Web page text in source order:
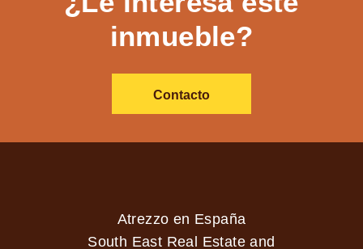
inmueble?
Contacto
Atrezzo en España
South East Real Estate and